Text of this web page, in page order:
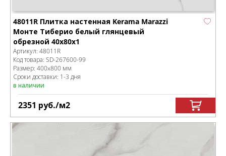
48011R Плитка настенная Kerama Marazzi
Монте Тиберио белый глянцевый
обрезной 40x80x1
Артикул: 48011R
Код товара: SD-267600-99
Размер: 400x800 мм
Сроки доставки: 1-3 дня
в наличии
2351 руб./м2